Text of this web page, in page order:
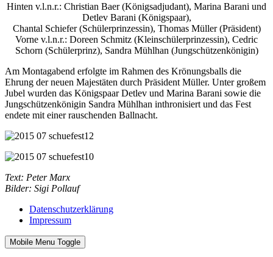
Hinten v.l.n.r.: Christian Baer (Königsadjudant), Marina Barani und
Detlev Barani (Königspaar),
Chantal Schiefer (Schülerprinzessin), Thomas Müller (Präsident)
Vorne v.l.n.r.: Doreen Schmitz (Kleinschülerprinzessin), Cedric
Schorn (Schülerprinz), Sandra Mühlhan (Jungschützenkönigin)
Am Montagabend erfolgte im Rahmen des Krönungsballs die
Ehrung der neuen Majestäten durch Präsident Müller. Unter großem
Jubel wurden das Königspaar Detlev und Marina Barani sowie die
Jungschützenkönigin Sandra Mühlhan inthronisiert und das Fest
endete mit einer rauschenden Ballnacht.
Text: Peter Marx
Bilder: Sigi Pollauf
Datenschutzerklärung
Impressum
Mobile Menu Toggle